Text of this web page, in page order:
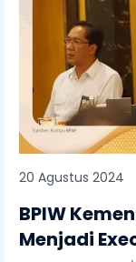
20 Agustus 2024
BPIW
Menjadi